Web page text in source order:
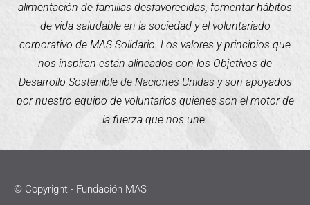
alimentación de familias desfavorecidas, fomentar hábitos
de vida saludable en la sociedad y el voluntariado
corporativo de MAS Solidario. Los valores y principios que
nos inspiran están alineados con los Objetivos de
Desarrollo Sostenible de Naciones Unidas y son apoyados
por nuestro equipo de voluntarios quienes son el motor de
la fuerza que nos une.
© Copyright - Fundación MAS